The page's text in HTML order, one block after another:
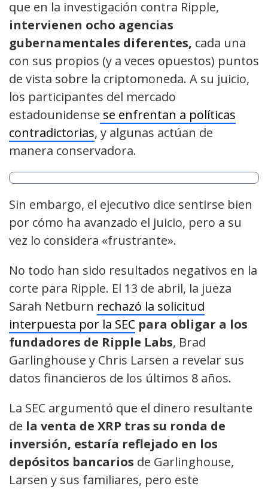
que en la investigación contra Ripple,
intervienen ocho agencias
gubernamentales diferentes, cada una
con sus propios (y a veces opuestos) puntos
de vista sobre la criptomoneda. A su juicio,
los participantes del mercado
estadounidense se enfrentan a políticas
contradictorias, y algunas actúan de
manera conservadora.
Sin embargo, el ejecutivo dice sentirse bien
por cómo ha avanzado el juicio, pero a su
vez lo considera «frustrante».
No todo han sido resultados negativos en la
corte para Ripple. El 13 de abril, la jueza
Sarah Netburn rechazó la solicitud
interpuesta por la SEC para obligar a los
fundadores de Ripple Labs, Brad
Garlinghouse y Chris Larsen a revelar sus
datos financieros de los últimos 8 años.
La SEC argumentó que el dinero resultante
de la venta de XRP tras su ronda de
inversión, estaría reflejado en los
depósitos bancarios de Garlinghouse,
Larsen y sus familiares, pero este